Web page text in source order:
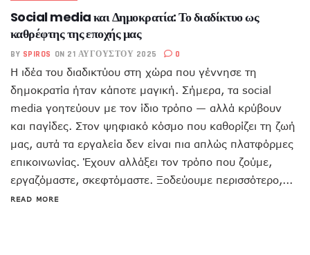
Social media και Δημοκρατία: Το διαδίκτυο ως
καθρέφτης της εποχής μας
BY SPIROS ON 21 ΑΥΓΟΎΣΤΟΥ 2025 0
Η ιδέα του διαδικτύου στη χώρα που γέννησε τη
δημοκρατία ήταν κάποτε μαγική. Σήμερα, τα social
media γοητεύουν με τον ίδιο τρόπο — αλλά κρύβουν
και παγίδες. Στον ψηφιακό κόσμο που καθορίζει τη ζωή
μας, αυτά τα εργαλεία δεν είναι πια απλώς πλατφόρμες
επικοινωνίας. Έχουν αλλάξει τον τρόπο που ζούμε,
εργαζόμαστε, σκεφτόμαστε. Ξοδεύουμε περισσότερο,...
READ MORE